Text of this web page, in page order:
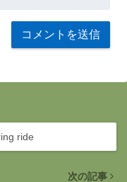
ride
次の記事